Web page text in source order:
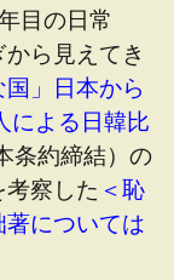
目の日常
ら見えてき
国」日本から
による日韓比
条約締結）の
察した ＜恥
著については